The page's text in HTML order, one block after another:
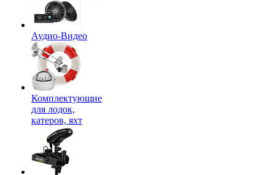
Аудио-Видео
Комплектующие
для лодок,
катеров, яхт